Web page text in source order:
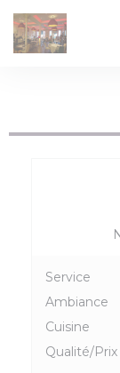
Service
Ambiance
Cuisine
Qualité/Prix